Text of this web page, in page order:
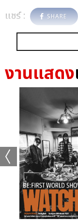
แชร์ : SHARE
งานแสดง